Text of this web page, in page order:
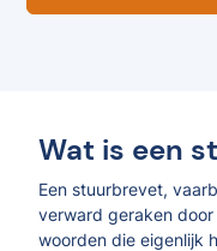
Wat is een
Een stuurbrevet,
verward geraken
woorden die eigenlijk